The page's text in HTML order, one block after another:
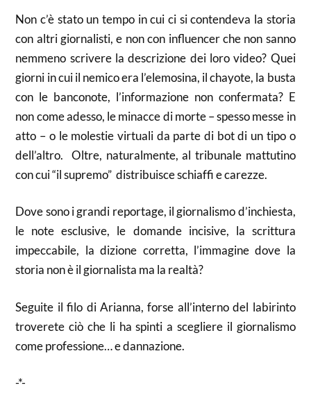
Non c’è stato un tempo in cui ci si contendeva la storia
con altri giornalisti, e non con influencer che non sanno
nemmeno scrivere la descrizione dei loro video? Quei
giorni in cui il nemico era l’elemosina, il chayote, la busta
con le banconote, l’informazione non confermata? E
non come adesso, le minacce di morte – spesso messe in
atto – o le molestie virtuali da parte di bot di un tipo o
dell’altro. Oltre, naturalmente, al tribunale mattutino
con cui “il supremo” distribuisce schiaffi e carezze.
Dove sono i grandi reportage, il giornalismo d’inchiesta,
le note esclusive, le domande incisive, la scrittura
impeccabile, la dizione corretta, l’immagine dove la
storia non è il giornalista ma la realtà?
Seguite il filo di Arianna, forse all’interno del labirinto
troverete ciò che li ha spinti a scegliere il giornalismo
come professione… e dannazione.
-*-